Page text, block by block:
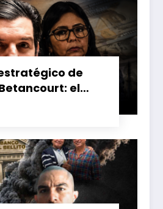
de
el
desafía la
su poder